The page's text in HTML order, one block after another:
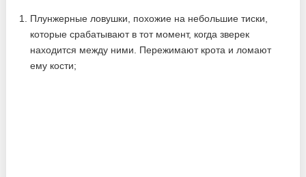
Плунжерные ловушки, похожие на небольшие тиски,
которые срабатывают в тот момент, когда зверек
находится между ними. Пережимают крота и ломают
ему кости;